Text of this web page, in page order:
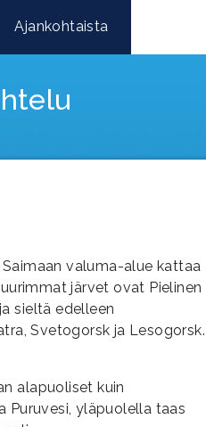
Ajankohtaista
Saimaan valuma-alue kattaa
järvet ovat Pielinen
sieltä edelleen
Svetogorsk ja Lesogorsk.
alapuoliset kuin
Puruvesi, yläpuolella taas